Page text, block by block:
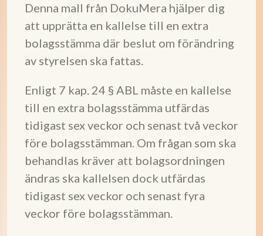
Denna mall från DokuMera hjälper dig
att upprätta en kallelse till en extra
bolagsstämma där beslut om förändring
av styrelsen ska fattas.
Enligt 7 kap. 24 § ABL måste en kallelse
till en extra bolagsstämma utfärdas
tidigast sex veckor och senast två veckor
före bolagsstämman. Om frågan som ska
behandlas kräver att bolagsordningen
ändras ska kallelsen dock utfärdas
tidigast sex veckor och senast fyra
veckor före bolagsstämman.